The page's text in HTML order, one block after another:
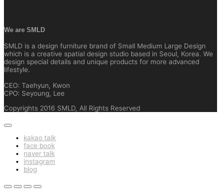
We are SMLD
SMLD is a design furniture brand of Small Medium Large Design
which is a creative spatial design studio based in Seoul, Korea. We
design special details and unique products for more advanced
lifestyle.
CEO: Taehyun, Kwon
CPO: Seyoung, Lee
Copyrights 2016 SMLD, All Rights Reserved
kakao talk
face book
naver talk
instagram
blog